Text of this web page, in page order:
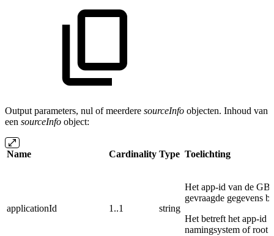
Output parameters, nul of meerdere sourceInfo objecten. Inhoud van
een sourceInfo object:
Name Cardinality Type Toelichting
applicationId 1..1 string
Het app-id van de
gevraagde gegevens
Het betreft het app-id
namingsystem of root